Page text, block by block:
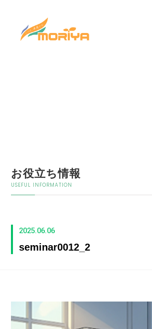
お役立ち情報
USEFUL INFORMATION
2025.06.06
seminar0012_2